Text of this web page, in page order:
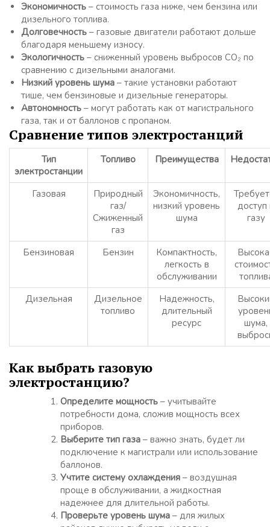
Экономичность – стоимость газа ниже, чем бензина или
дизельного топлива.
Долговечность – газовые двигатели работают дольше
благодаря меньшему износу.
Экологичность – сниженный уровень выбросов CO₂ по
сравнению с дизельными аналогами.
Низкий уровень шума – такие установки работают
тише, чем бензиновые и дизельные генераторы.
Автономность – могут работать как от магистрального
газа, так и от баллонов с пропаном.
Сравнение типов электростанций
Тип
электростанции
Топливо Преимущества
Газовая
Природный
газ/
Сжиженный
газ
Экономичность,
низкий уровень
шума
доступ
газу
Бензиновая Бензин
Компактность,
легкость в
обслуживании
Дизельная
Дизельное
топливо
Надежность,
длительный
ресурс
шума,
Как выбрать газовую
электростанцию?
Определите мощность – учитывайте
потребности дома, сложив мощность всех
приборов.
Выберите тип газа – важно знать, будет ли
подключение к магистрали или использование
баллонов.
Учтите систему охлаждения – воздушная
проще в обслуживании, а жидкостная
надежнее для длительной работы.
Проверьте уровень шума – для жилых